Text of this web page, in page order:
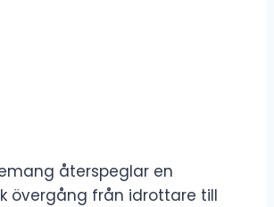
återspeglar en
övergång från idrottare till